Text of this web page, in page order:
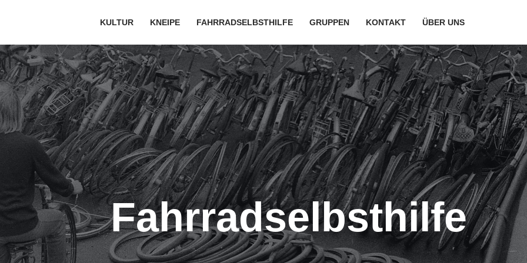
KULTUR KNEIPE FAHRRADSELBSTHILFE GRUPPEN KONTAKT ÜBER UNS
Fahrradselbsthilfe